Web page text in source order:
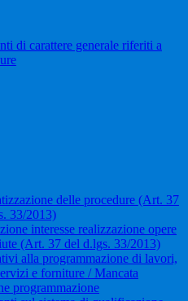
di carattere generale riferiti a
delle procedure (Art. 37
33/2013)
interesse realizzazione opere
(Art. 37 del d.lgs. 33/2013)
alla programmazione di lavori,
e forniture / Mancata
programmazione